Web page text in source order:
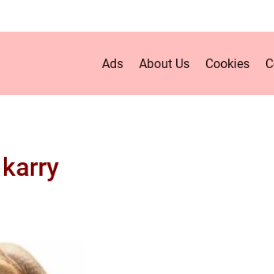
Ads About Us Cookies